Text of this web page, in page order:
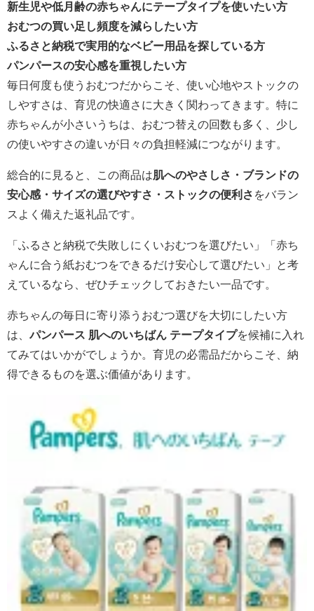
新生児や低月齢の赤ちゃんにテープタイプを使いたい方
おむつの買い足し頻度を減らしたい方
ふるさと納税で実用的なベビー用品を探している方
パンパースの安心感を重視したい方
毎日何度も使うおむつだからこそ、使い心地やストックの
しやすさは、育児の快適さに大きく関わってきます。特に
赤ちゃんが小さいうちは、おむつ替えの回数も多く、少し
の使いやすさの違いが日々の負担軽減につながります。
総合的に見ると、この商品は 肌へのやさしさ・ブランドの
安心感・サイズの選びやすさ・ストックの便利さ をバラン
スよく備えた返礼品です。
「ふるさと納税で失敗しにくいおむつを選びたい」「赤ち
ゃんに合う紙おむつをできるだけ安心して選びたい」と考
えているなら、ぜひチェックしておきたい一品です。
赤ちゃんの毎日に寄り添うおむつ選びを大切にしたい方
は、 パンパース 肌へのいちばん テープタイプを候補に入れ
てみてはいかがでしょうか。育児の必需品だからこそ、納
得できるものを選ぶ価値があります。